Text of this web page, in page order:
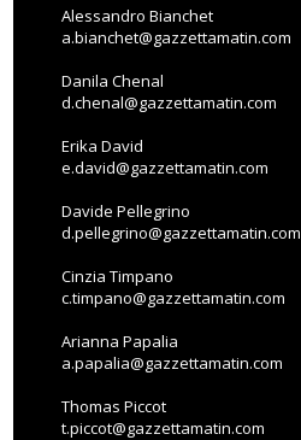
Alessandro Bianchet
a.bianchet@gazzettamatin.com
Danila Chenal
d.chenal@gazzettamatin.com
Erika David
e.david@gazzettamatin.com
Davide Pellegrino
d.pellegrino@gazzettamatin.com
Cinzia Timpano
c.timpano@gazzettamatin.com
Arianna Papalia
a.papalia@gazzettamatin.com
Thomas Piccot
t.piccot@gazzettamatin.com